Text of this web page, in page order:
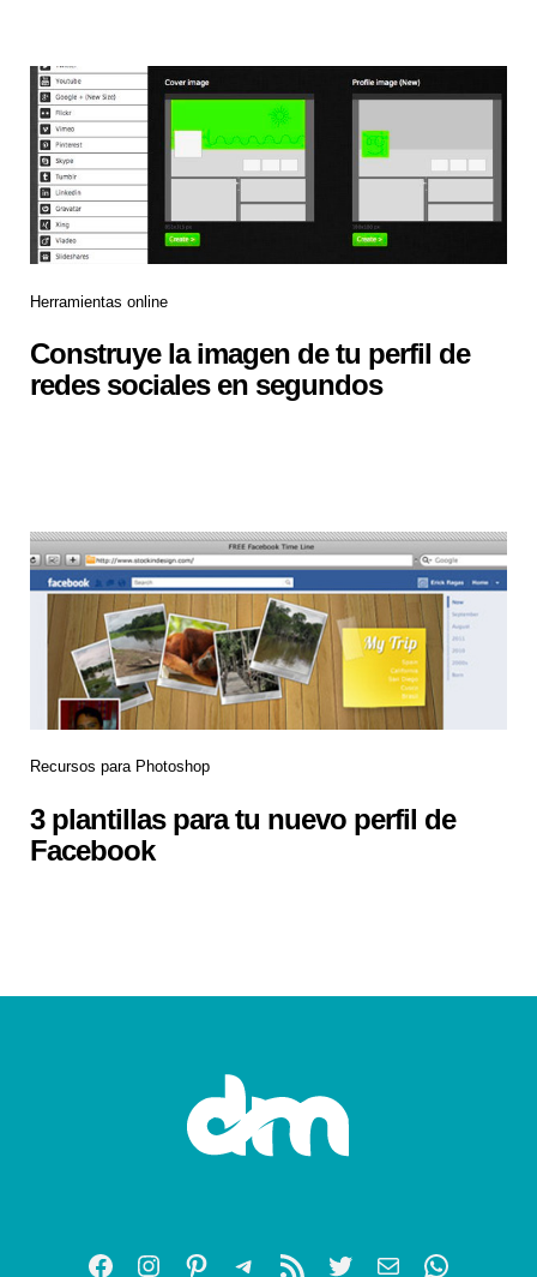
Herramientas online
Construye la imagen de tu perfil de
redes sociales en segundos
Recursos para Photoshop
3 plantillas para tu nuevo perfil de
Facebook